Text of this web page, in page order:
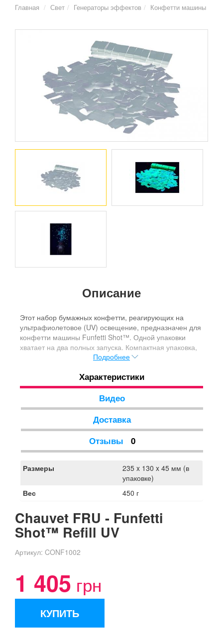
Главная Свет Генераторы эффектов Конфетти машины
Описание
Этот набор бумажных конфетти, реагирующих на
ультрафиолетовое (UV) освещение, предназначен для
конфетти машины Funfetti Shot™. Одной упаковки
хватает на два полных запуска. Компактная упаковка,
удобная для транспортировки. Яркое сине-зеленое
не подвержены воспламенению и готовы к
использованию сразу из упаковки.
Подробнее
Характеристики
Видео
Доставка
Отзывы
0
Размеры
235 x 130 x 45 мм (в
упаковке)
Вес
450 г
Chauvet FRU - Funfetti
Shot™ Refill UV
Артикул: CONF1002
1 405 грн
КУПИТЬ